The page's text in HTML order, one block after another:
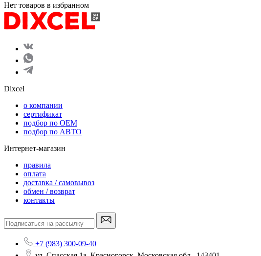
Нет товаров в избранном
Dixcel
o компании
сертификат
подбор по OEM
подбор по АВТО
Интернет-магазин
правила
оплата
доставка / самовывоз
обмен / возврат
контакты
+7 (983) 300-09-40